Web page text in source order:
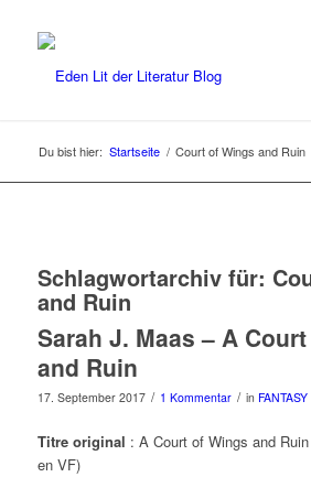
Du bist hier: Startseite / Court of Wings and Ruin
Schlagwortarchiv für:
and Ruin
Sarah J. Maas – A
and Ruin
17. September 2017 / 1 Kommentar / in FANTASY
Titre original : A Court of Wings and
en VF)